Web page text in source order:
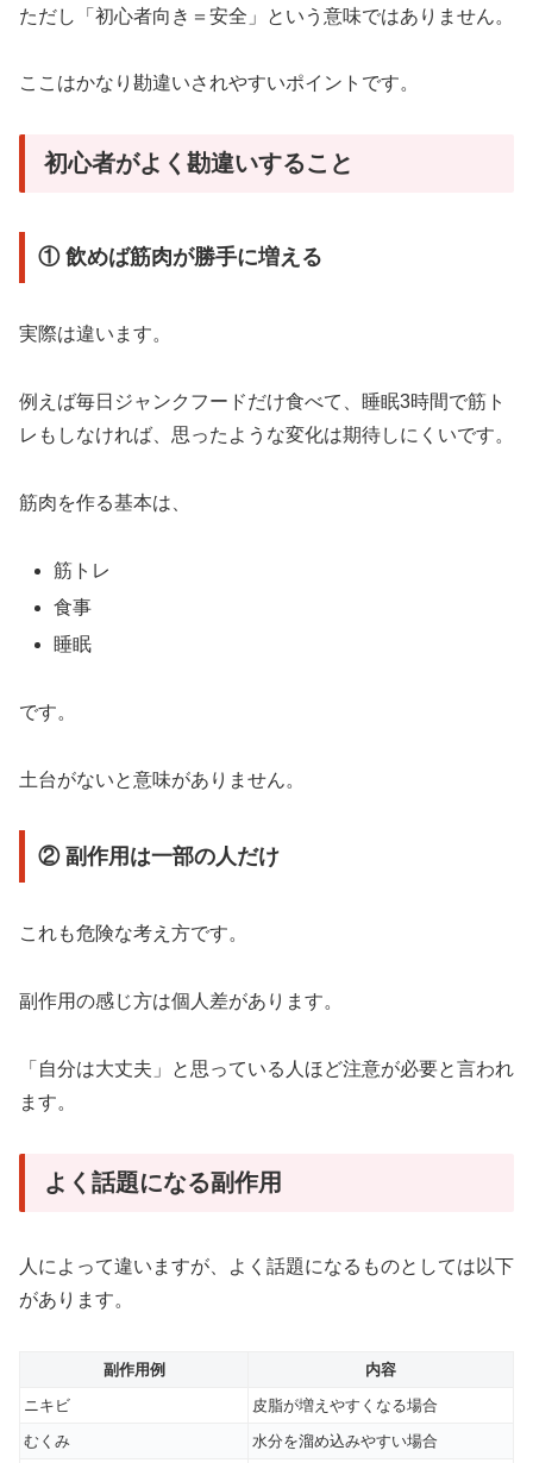
ただし「初心者向き＝安全」という意味ではありません。
ここはかなり勘違いされやすいポイントです。
初心者がよく勘違いすること
① 飲めば筋肉が勝手に増える
実際は違います。
例えば毎日ジャンクフードだけ食べて、睡眠3時間で筋ト
レもしなければ、思ったような変化は期待しにくいです。
筋肉を作る基本は、
筋トレ
食事
睡眠
です。
土台がないと意味がありません。
② 副作用は一部の人だけ
これも危険な考え方です。
副作用の感じ方は個人差があります。
「自分は大丈夫」と思っている人ほど注意が必要と言われ
ます。
よく話題になる副作用
人によって違いますが、よく話題になるものとしては以下
があります。
副作用例
内容
ニキビ
皮脂が増えやすくなる場合
むくみ
水分を溜め込みやすい場合